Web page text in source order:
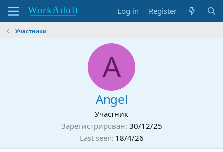
Log in Register
Участники
A
Angel
Участник
Зарегистрирован 30/12/25
Last seen 18/4/26